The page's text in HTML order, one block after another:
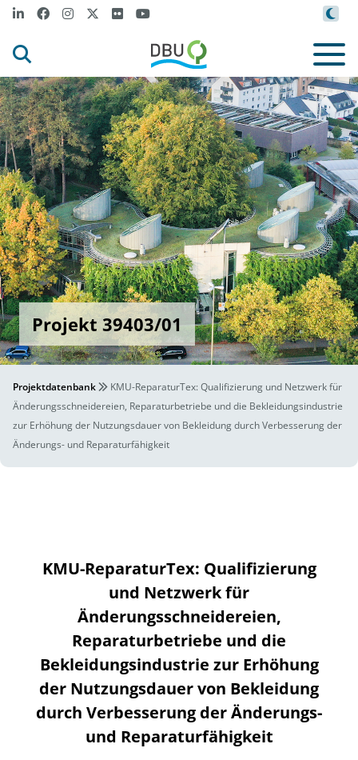
Projekt 39403/01
Projektdatenbank
KMU-ReparaturTex: Qualifizierung und Netzwerk für
Änderungsschneidereien, Reparaturbetriebe und die Bekleidungsindustrie
zur Erhöhung der Nutzungsdauer von Bekleidung durch Verbesserung der
Änderungs- und Reparaturfähigkeit
KMU-ReparaturTex: Qualifizierung
und Netzwerk für
Änderungsschneidereien,
Reparaturbetriebe und die
Bekleidungsindustrie zur Erhöhung
der Nutzungsdauer von Bekleidung
durch Verbesserung der Änderungs-
und Reparaturfähigkeit